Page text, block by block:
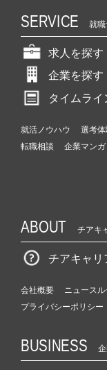
SERVICE 就職
求人を探す
企業を探す
タイムライ
就活ノウハウ 選考体
転職相談
企業マンガ
ABOUT チアキ
チアキャリ
会社概要 ニュース
プライバシーポリシー
BUSINESS